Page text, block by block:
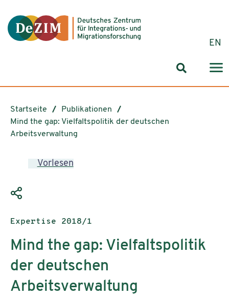
EN
Startseite
Publikationen
Mind the gap: Vielfaltspolitik der deutschen
Arbeitsverwaltung
Vorlesen
Publikationstyp:
Expertise 2018/1
Mind the gap: Vielfaltspolitik
der deutschen
Arbeitsverwaltung